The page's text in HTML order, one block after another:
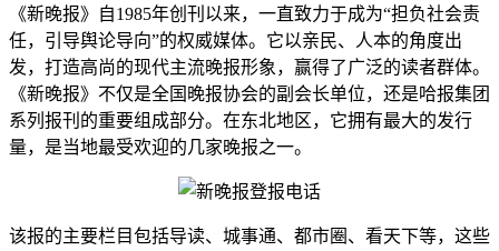
《新晚报》自1985年创刊以来，一直致力于成为“担负社会责
任，引导舆论导向”的权威媒体。它以亲民、人本的角度出
发，打造高尚的现代主流晚报形象，赢得了广泛的读者群体。
《新晚报》不仅是全国晚报协会的副会长单位，还是哈报集团
系列报刊的重要组成部分。在东北地区，它拥有最大的发行
量，是当地最受欢迎的几家晚报之一。
该报的主要栏目包括导读、城事通、都市圈、看天下等，这些